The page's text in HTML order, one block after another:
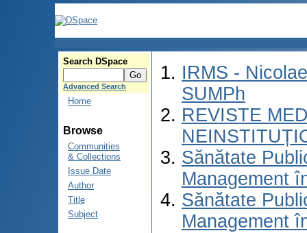
Search DSpace
Advanced Search
Home
Browse
Communities
& Collections
Issue Date
Author
Title
Subject
IRMS -
SUMPh
REVISTE
Sănătate
Management
Sănătate
Management